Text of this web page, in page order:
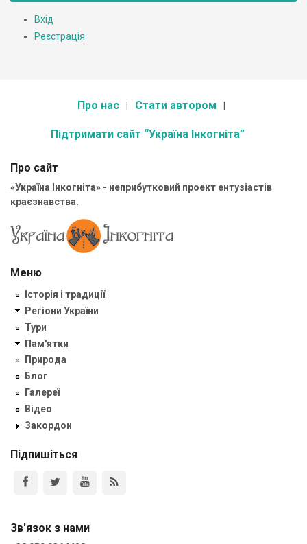
Вхід
Реєстрація
Про нас Стати автором
Підтримати сайт “Україна Інкогніта”
Про сайт
«Україна Інкогніта» - неприбутковий проект ентузіастів
краєзнавства.
Меню
Історія і традиції
Регіони України
Тури
Пам'ятки
Природа
Блог
Галереї
Відео
Закордон
Підпишіться
Зв'язок з нами